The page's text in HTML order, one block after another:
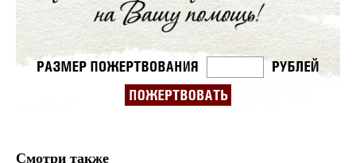
Смотри также